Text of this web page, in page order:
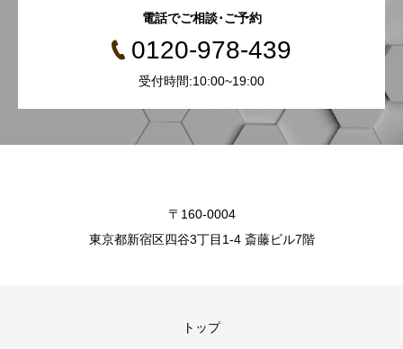
電話でご相談･ご予約
0120-978-439
受付時間:10:00~19:00
〒160-0004
東京都新宿区四谷3丁目1-4 斎藤ビル7階
トップ